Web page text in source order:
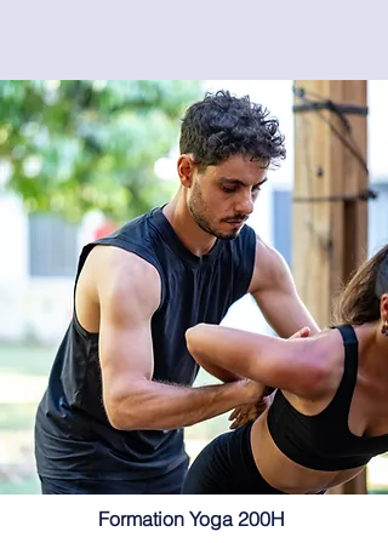
Formation Yoga 200H